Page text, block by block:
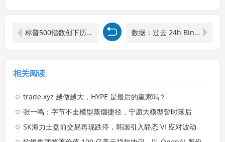
标普500指数创下历史新高，市场风险定价出现转变 数据：过去 24h Binance 净流入 1.86 亿 USDT
相关阅读
trade.xyz 越做越大，HYPE 是最后的赢家吗？
张一鸣：字节不走模型蒸馏捷径，宁愿大模型暂时落后
SK海力士盘前交易再现跌停，韩国引入静态 VI 应对波动